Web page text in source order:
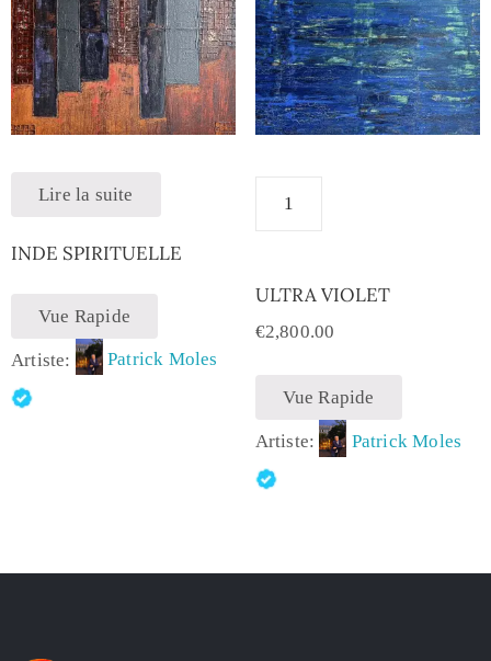
Lire la suite
INDE SPIRITUELLE
Vue Rapide
Artiste: Patrick Moles
ULTRA VIOLET
€2,800.00
Vue Rapide
Artiste: Patrick Moles